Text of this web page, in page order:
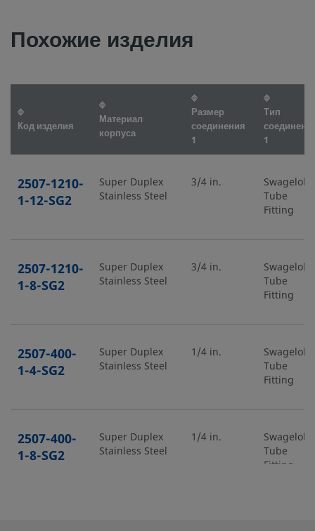
Похожие изделия
Код изделия
Материал
корпуса
Размер
соединения
1
Тип
1
2507-1210-
1-12-SG2
Super Duplex
Stainless Steel
3/4 in.
Tube
Fitting
2507-1210-
1-8-SG2
Super Duplex
Stainless Steel
3/4 in.
Tube
Fitting
2507-400-
1-4-SG2
Super Duplex
Stainless Steel
1/4 in.
Tube
Fitting
2507-400-
1-8-SG2
Super Duplex
Stainless Steel
1/4 in.
Tube
Fitting